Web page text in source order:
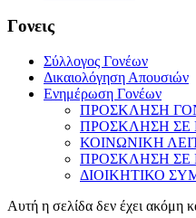
Γονεις
Σύλλογος Γονέων
Δικαιολόγηση Απουσιών
Ενημέρωση Γονέων
ΠΡΟΣΚΛΗΣΗ
ΠΡΟΣΚΛΗΣΗ ΣΕ
ΚΟΙΝΩΝΙΚΗ
ΠΡΟΣΚΛΗΣΗ ΣΕ
ΔΙΟΙΚΗΤΙΚΟ
Αυτή η σελίδα δεν έχει ακόμη